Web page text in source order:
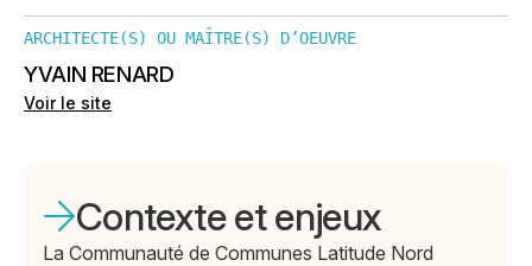
ARCHITECTE(S) OU MAÎTRE(S) D’OEUVRE
YVAIN RENARD
Voir le site
Contexte et enjeux
La Communauté de Communes Latitude Nord